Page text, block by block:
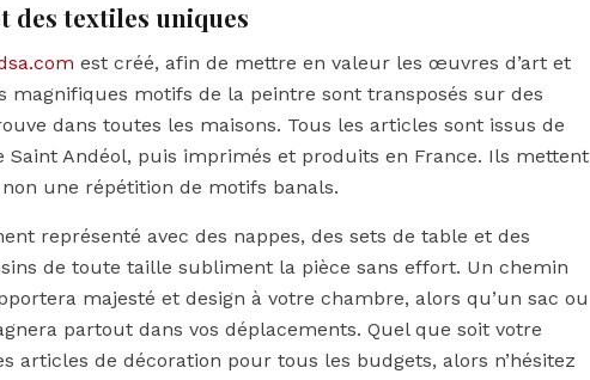
des textiles uniques
est créé, afin de mettre en valeur les œuvres d’art et
magnifiques motifs de la peintre sont transposés sur des
dans toutes les maisons. Tous les articles sont issus de
Andéol, puis imprimés et produits en France. Ils mettent
une répétition de motifs banals.
représenté avec des nappes, des sets de table et des
de toute taille subliment la pièce sans effort. Un chemin
majesté et design à votre chambre, alors qu’un sac ou
partout dans vos déplacements. Quel que soit votre
articles de décoration pour tous les budgets, alors n’hésitez